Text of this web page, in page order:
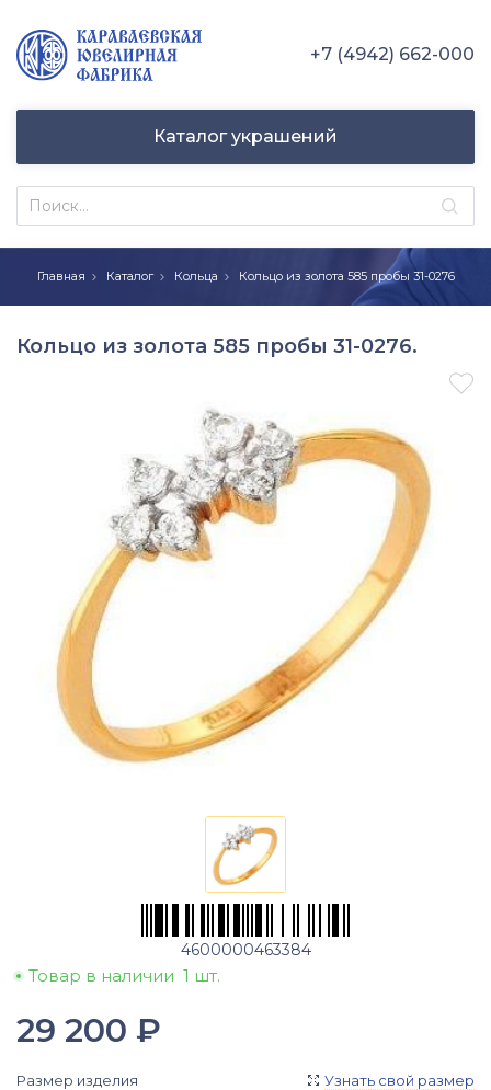
+7 (4942) 662-000
Каталог украшений
Главная Каталог Кольца Кольцо из золота 585 пробы 31-0276
Кольцо из золота 585 пробы 31-0276.

4600000463384
Товар в наличии 1 шт.
29 200 ₽
Размер изделия  Узнать свой размер